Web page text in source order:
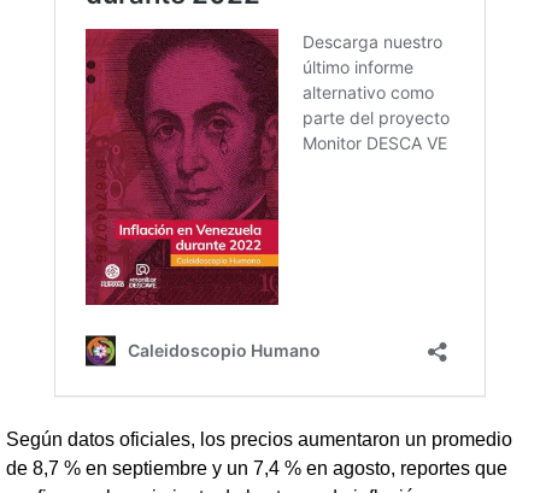
Según datos oficiales, los precios aumentaron un promedio
de 8,7 % en septiembre y un 7,4 % en agosto, reportes que